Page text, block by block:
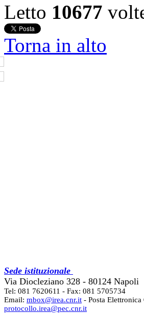
Letto 10677
Torna in alto
Sede istituzionale
Via Diocleziano 328 - 80124 Napoli
Tel: 081 7620611 - Fax: 081 5705734
Email: mbox@irea.cnr.it - Posta
protocollo.irea@pec.cnr.it